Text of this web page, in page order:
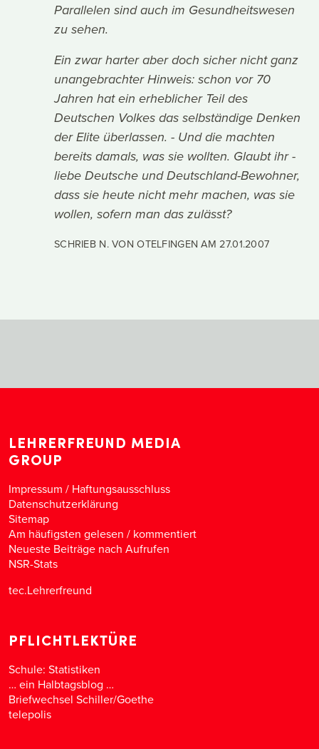
Parallelen sind auch im Gesundheitswesen
zu sehen.
Ein zwar harter aber doch sicher nicht ganz
unangebrachter Hinweis: schon vor 70
Jahren hat ein erheblicher Teil des
Deutschen Volkes das selbständige Denken
der Elite überlassen. - Und die machten
bereits damals, was sie wollten. Glaubt ihr -
liebe Deutsche und Deutschland-Bewohner,
dass sie heute nicht mehr machen, was sie
wollen, sofern man das zulässt?
SCHRIEB N. VON OTELFINGEN AM27.01.2007
LEHRERFREUND MEDIA
GROUP
Impressum / Haftungsausschluss
Datenschutzerklärung
Sitemap
Am häufigsten gelesen / kommentiert
Neueste Beiträge nach Aufrufen
NSR-Stats
tec.Lehrerfreund
PFLICHTLEKTÜRE
Schule: Statistiken
… ein Halbtagsblog …
Briefwechsel Schiller/Goethe
telepolis